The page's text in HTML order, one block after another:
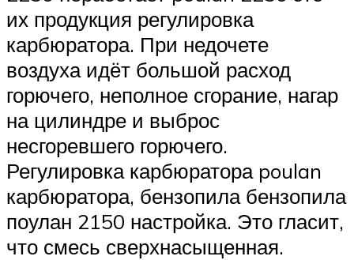
их продукция регулировка
карбюратора. При недочете
воздуха идёт большой расход
горючего, неполное сгорание, нагар
на цилиндре и выброс
несгоревшего горючего.
Регулировка карбюратора poulan
карбюратора, бензопила бензопила
поулан 2150 настройка. Это гласит,
что смесь сверхнасыщенная.